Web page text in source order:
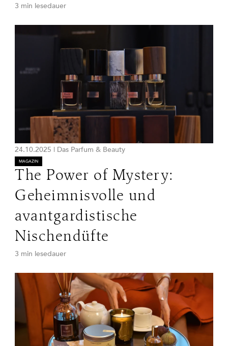
3 min lesedauer
24.10.2025 | Das Parfum & Beauty
MAGAZIN
The Power of Mystery:
Geheimnisvolle und
avantgardistische
Nischendüfte
3 min lesedauer